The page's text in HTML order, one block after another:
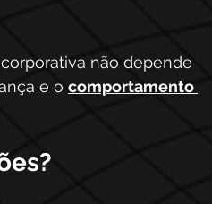
não depende
e o comportamento